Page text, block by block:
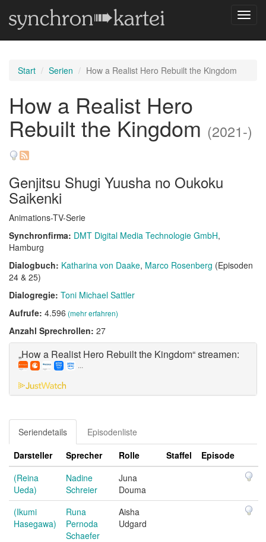
Start Serien How a Realist Hero Rebuilt the Kingdom
How a Realist Hero
Rebuilt the Kingdom (2021-)
Genjitsu Shugi Yuusha no Oukoku
Saikenki
Animations-TV-Serie
Synchronfirma: DMT Digital Media Technologie GmbH,
Hamburg
Dialogbuch: Katharina von Daake Marco Rosenberg (Episoden
24 & 25)
Dialogregie: Toni Michael Sattler
Aufrufe: 4.596 (mehr erfahren)
Anzahl Sprechrollen: 27
„How a Realist Hero Rebuilt the Kingdom“ streamen:
...
Seriendetails
Episodenliste
Darsteller
Sprecher Rolle Staffel
Episode
(Reina
Ueda)
Nadine
Schreier
Juna
Douma
(Ikumi
Hasegawa)
Runa
Pernoda
Schaefer
Aisha
Udgard